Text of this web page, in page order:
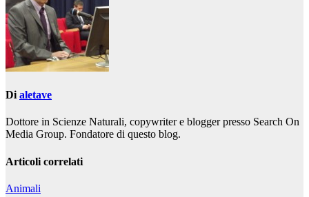
Di aletave
Dottore in Scienze Naturali, copywriter e blogger presso Search On
Media Group. Fondatore di questo blog.
Articoli correlati
Animali